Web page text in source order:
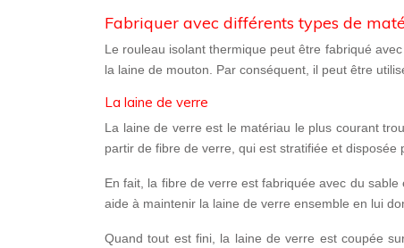
Fabriquer avec différents types de
Le rouleau isolant thermique peut être fabriqué
la laine de mouton. Par conséquent, il peut être
La laine de verre
La laine de verre est le matériau le plus courant
partir de fibre de verre , qui est stratifiée et
En fait, la fibre de verre est fabriquée avec du sable
aide à maintenir la laine de verre ensemble en lui
Quand tout est fini, la laine de verre est coupée